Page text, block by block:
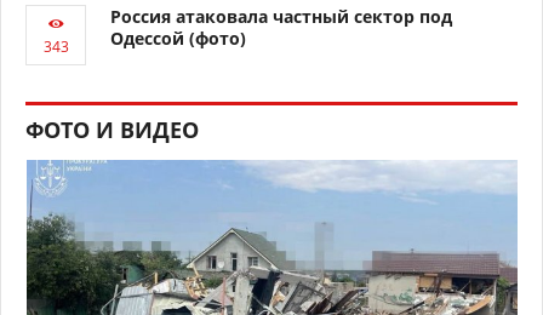
Россия атаковала частный сектор под
Одессой (фото)
ФОТО И ВИДЕО